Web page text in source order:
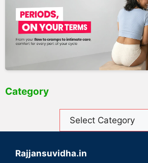
Category
Rajjansuvidha.in